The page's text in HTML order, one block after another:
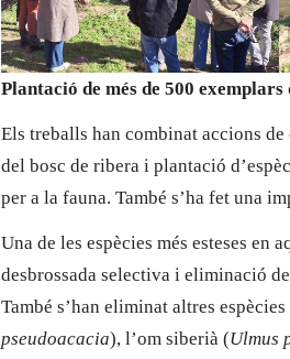
Plantació de més de 500 exemplars
Els treballs han combinat accions
del bosc de ribera i plantació
per a la fauna. També s’ha fet una
Una de les espècies més esteses en
desbrossada selectiva i eliminació
També s’han eliminat altres
pseudoacacia), l’om siberià (Ulmus